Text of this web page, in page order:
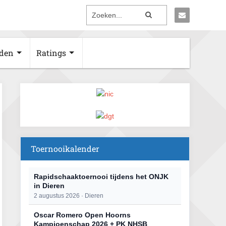
Ratings
Toernooikalender
Rapidschaaktoernooi tijdens het ONJK
in Dieren
2 augustus 2026 · Dieren
Oscar Romero Open Hoorns
Kampioenschap 2026 + PK NHSB